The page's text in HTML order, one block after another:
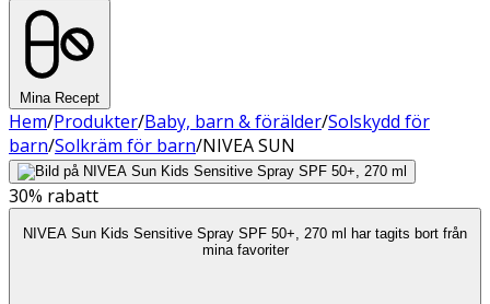
Mina Recept
Hem/Produkter/Baby, barn & förälder/Solskydd för
barn/Solkräm för barn/NIVEA SUN
30% rabatt
NIVEA Sun Kids Sensitive Spray SPF 50+, 270 ml har tagits bort från
mina favoriter